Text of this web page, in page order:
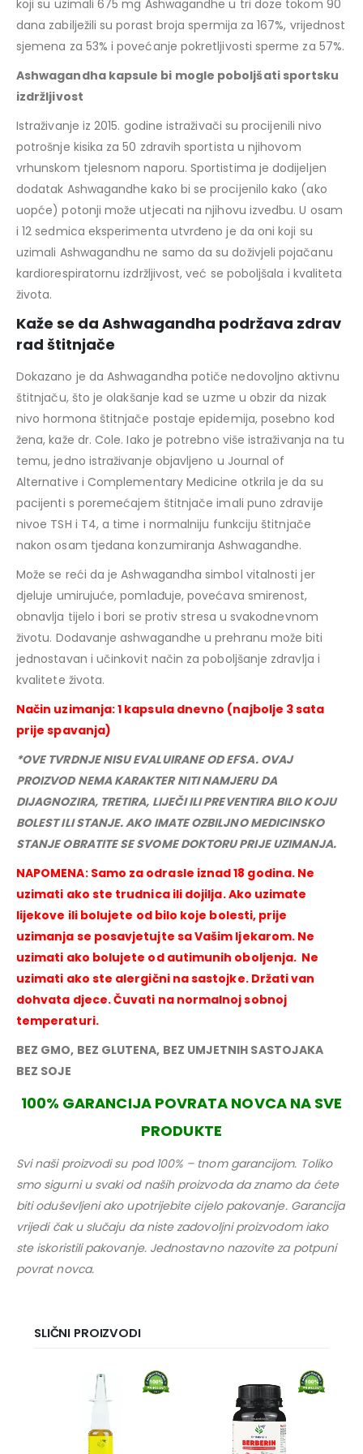
koji su uzimali 675 mg Ashwagandhe u tri doze tokom 90
dana zabilježili su porast broja spermija za 167%, vrijednost
sjemena za 53% i povećanje pokretljivosti sperme za 57%.
Ashwagandha kapsule bi mogle poboljšati sportsku
izdržljivost
Istraživanje iz 2015. godine istraživači su procijenili nivo
potrošnje kisika za 50 zdravih sportista u njihovom
vrhunskom tjelesnom naporu. Sportistima je dodijeljen
dodatak Ashwagandhe kako bi se procijenilo kako (ako
uopće) potonji može utjecati na njihovu izvedbu. U osam
i 12 sedmica eksperimenta utvrđeno je da oni koji su
uzimali Ashwagandhu ne samo da su doživjeli pojačanu
kardiorespiratornu izdržljivost, već se poboljšala i kvaliteta
života.
Kaže se da Ashwagandha podržava zdrav
rad štitnjače
Dokazano je da Ashwagandha potiče nedovoljno aktivnu
štitnjaču, što je olakšanje kad se uzme u obzir da nizak
nivo hormona štitnjače postaje epidemija, posebno kod
žena, kaže dr. Cole. Iako je potrebno više istraživanja na tu
temu, jedno istraživanje objavljeno u Journal of
Alternative i Complementary Medicine otkrila je da su
pacijenti s poremećajem štitnjače imali puno zdravije
nivoe TSH i T4, a time i normalniju funkciju štitnjače
nakon osam tjedana konzumiranja Ashwagandhe.
Može se reći da je Ashwagandha simbol vitalnosti jer
djeluje umirujuće, pomlađuje, povećava smirenost,
obnavlja tijelo i bori se protiv stresa u svakodnevnom
životu. Dodavanje ashwagandhe u prehranu može biti
jednostavan i učinkovit način za poboljšanje zdravlja i
kvalitete života.
Način uzimanja: 1 kapsula dnevno (najbolje 3 sata
prije spavanja)
*OVE TVRDNJE NISU EVALUIRANE OD EFSA. OVAJ
PROIZVOD NEMA KARAKTER NITI NAMJERU DA
DIJAGNOZIRA, TRETIRA, LIJEČI ILI PREVENTIRA BILO KOJU
BOLEST ILI STANJE. AKO IMATE OZBILJNO MEDICINSKO
STANJE OBRATITE SE SVOME DOKTORU PRIJE UZIMANJA.
NAPOMENA: Samo za odrasle iznad 18 godina. Ne
uzimati ako ste trudnica ili dojilja. Ako uzimate
lijekove ili bolujete od bilo koje bolesti, prije
uzimanja se posavjetujte sa Vašim ljekarom. Ne
uzimati ako bolujete od autimunih oboljenja. Ne
uzimati ako ste alergični na sastojke. Držati van
dohvata djece. Čuvati na normalnoj sobnoj
temperaturi.
BEZ GMO, BEZ GLUTENA, BEZ UMJETNIH SASTOJAKA
BEZ SOJE
100% GARANCIJA POVRATA NOVCA NA SVE
PRODUKTE
Svi naši proizvodi su pod 100% – tnom garancijom. Toliko
smo sigurni u svaki od naših proizvoda da znamo da ćete
biti oduševljeni ako upotrijebite cijelo pakovanje. Garancija
vrijedi čak u slučaju da niste zadovoljni proizvodom iako
ste iskoristili pakovanje. Jednostavno nazovite za potpuni
povrat novca.
SLIČNI PROIZVODI